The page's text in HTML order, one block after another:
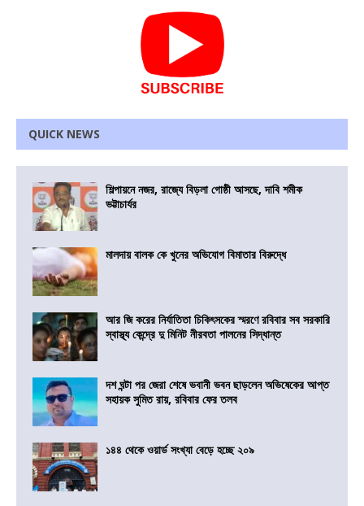
QUICK NEWS
শিল্পায়নে নজর, রাজ্যে বিড়লা গোষ্ঠী আসছে, দাবি শমীক
ভট্টাচার্যর
মালদায় বালক কে খুনের অভিযোগ বিমাতার বিরুদ্ধে
আর জি করের নির্যাতিতা চিকিৎসকের স্মরণে রবিবার সব সরকারি
স্বাস্থ্য কেন্দ্রে দু মিনিট নীরবতা পালনের সিদ্ধান্ত
দশ ঘন্টা পর জেরা শেষে ভবানী ভবন ছাড়লেন অভিষেকের আপ্ত
সহায়ক সুমিত রায়, রবিবার ফের তলব
১৪৪ থেকে ওয়ার্ড সংখ্যা বেড়ে হচ্ছে ২০৯